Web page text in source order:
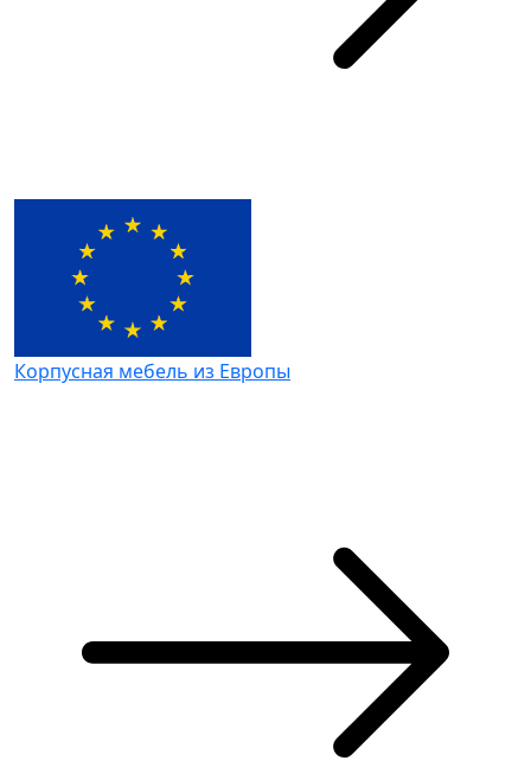
Корпусная мебель из Европы